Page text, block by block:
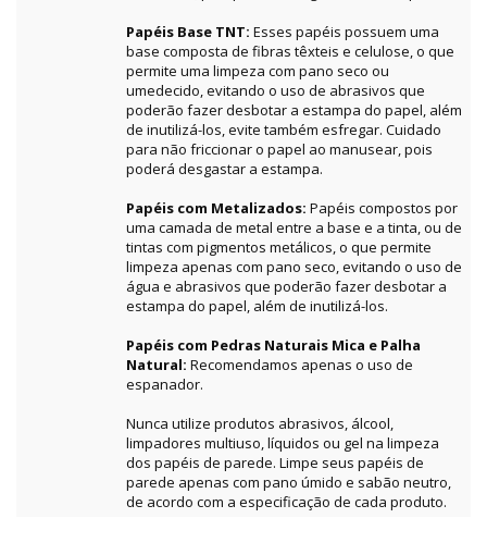
Papéis Base TNT: Esses papéis possuem uma
base composta de fibras têxteis e celulose, o que
permite uma limpeza com pano seco ou
umedecido, evitando o uso de abrasivos que
poderão fazer desbotar a estampa do papel, além
de inutilizá-los, evite também esfregar. Cuidado
para não friccionar o papel ao manusear, pois
poderá desgastar a estampa.
Papéis com Metalizados: Papéis compostos por
uma camada de metal entre a base e a tinta, ou de
tintas com pigmentos metálicos, o que permite
limpeza apenas com pano seco, evitando o uso de
água e abrasivos que poderão fazer desbotar a
estampa do papel, além de inutilizá-los.
Papéis com Pedras Naturais Mica e Palha
Natural: Recomendamos apenas o uso de
espanador.
Nunca utilize produtos abrasivos, álcool,
limpadores multiuso, líquidos ou gel na limpeza
dos papéis de parede. Limpe seus papéis de
parede apenas com pano úmido e sabão neutro,
de acordo com a especificação de cada produto.